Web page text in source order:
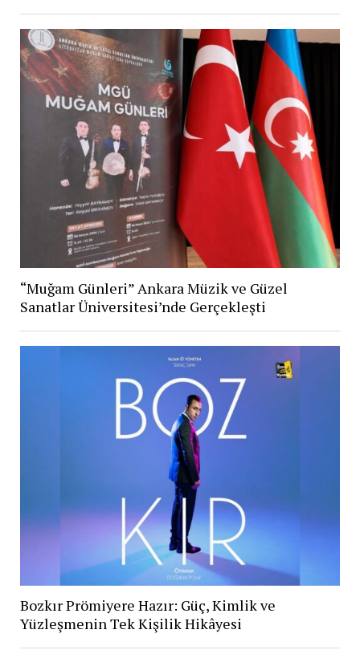
“Muğam Günleri” Ankara Müzik ve Güzel
Sanatlar Üniversitesi’nde Gerçekleşti
Bozkır Prömiyere Hazır: Güç, Kimlik ve
Yüzleşmenin Tek Kişilik Hikâyesi